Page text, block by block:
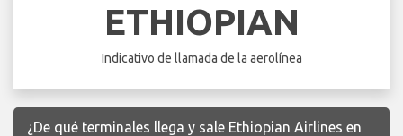
ETHIOPIAN
Indicativo de llamada de la aerolínea
¿De qué terminales llega y sale Ethiopian Airlines en